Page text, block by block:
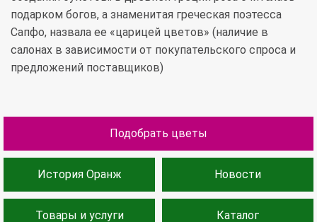
подарком богов, а знаменитая греческая поэтесса
Сапфо, назвала ее «царицей цветов» (наличие в
салонах в зависимости от покупательского спроса и
предложений поставщиков)
Подобрать цветы
История Оранж Новости
Товары и услуги Каталог